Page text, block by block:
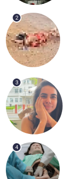
2
3
4